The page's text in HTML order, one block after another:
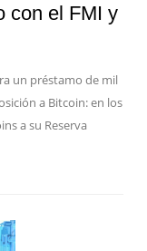
con el FMI y
un préstamo de mil
a Bitcoin: en los
a su Reserva